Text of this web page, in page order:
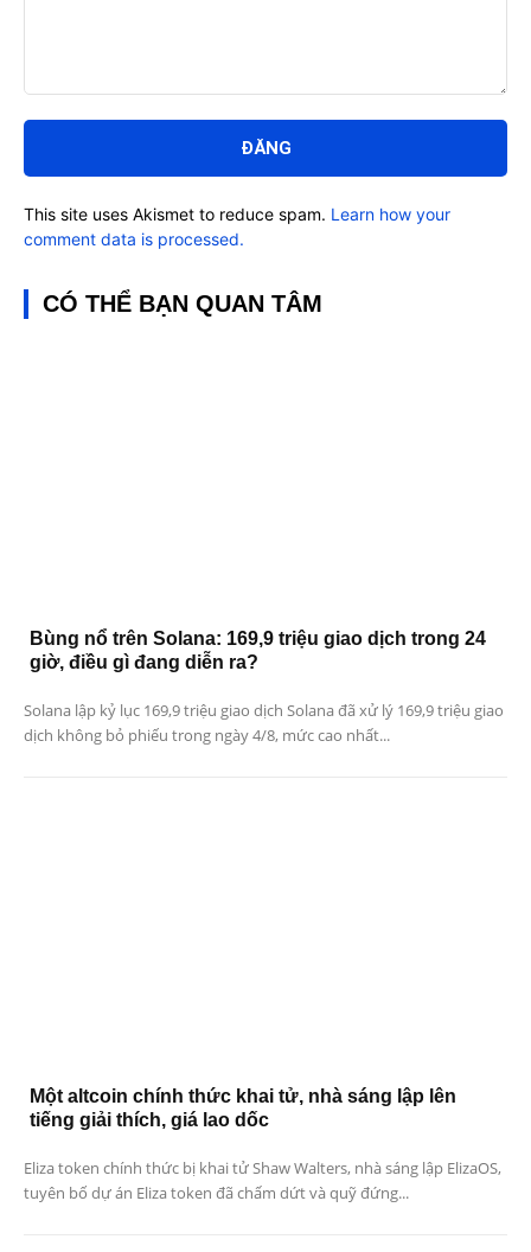
luận:
This site uses Akismet to reduce spam. Learn how your
comment data is processed.
CÓ THỂ BẠN QUAN TÂM
Bùng nổ trên Solana: 169,9 triệu giao dịch trong 24
giờ, điều gì đang diễn ra?
Solana lập kỷ lục 169,9 triệu giao dịch Solana đã xử lý 169,9 triệu giao
dịch không bỏ phiếu trong ngày 4/8, mức cao nhất...
Một altcoin chính thức khai tử, nhà sáng lập lên
tiếng giải thích, giá lao dốc
Eliza token chính thức bị khai tử Shaw Walters, nhà sáng lập ElizaOS,
tuyên bố dự án Eliza token đã chấm dứt và quỹ đứng...